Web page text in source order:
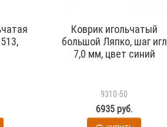
Коврик игольчатый
большой Ляпко, шаг игл
7,0 мм, цвет синий
9310-50
6935 руб.